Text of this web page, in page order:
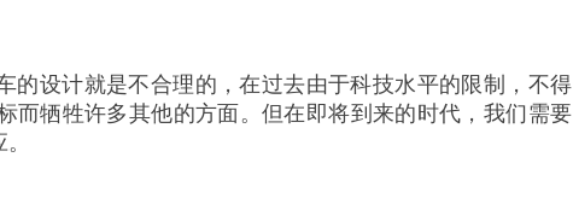
的设计就是不合理的，在过去由于科技水平的限制，不得
而牺牲许多其他的方面。但在即将到来的时代，我们需要